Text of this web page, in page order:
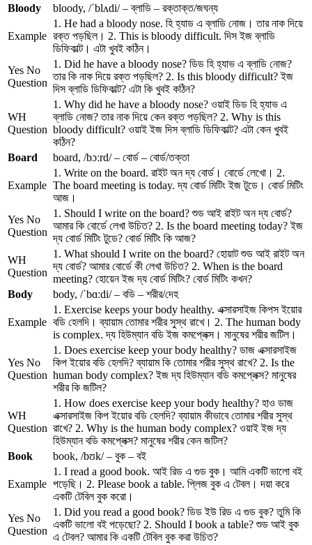
Bloody
bloody, /ˈblʌdi/ – ব্লাডি – রক্তাক্ত/জঘন্য
Example
1. He had a bloody nose. হি হ্যাড এ ব্লাডি নোজ। তার নাক দিয়ে
রক্ত পড়ছিল। 2. This is bloody difficult. দিস ইজ ব্লাডি
ডিফিকাল্ট। এটা খুবই কঠিন।
Yes No
Question
1. Did he have a bloody nose? ডিড হি হ্যাভ এ ব্লাডি নোজ?
তার কি নাক দিয়ে রক্ত পড়ছিল? 2. Is this bloody difficult? ইজ
দিস ব্লাডি ডিফিকাল্ট? এটা কি খুবই কঠিন?
WH
Question
1. Why did he have a bloody nose? ওয়াই ডিড হি হ্যাভ এ
ব্লাডি নোজ? তার নাক দিয়ে কেন রক্ত পড়ছিল? 2. Why is this
bloody difficult? ওয়াই ইজ দিস ব্লাডি ডিফিকাল্ট? এটা কেন খুবই
কঠিন?
Board
board, /bɔːrd/ – বোর্ড – বোর্ড/তক্তা
Example
1. Write on the board. রাইট অন দ্য বোর্ড। বোর্ডে লেখো। 2.
The board meeting is today. দ্য বোর্ড মিটিং ইজ টুডে। বোর্ড মিটিং
আজ।
Yes No
Question
1. Should I write on the board? শুড আই রাইট অন দ্য বোর্ড?
আমার কি বোর্ডে লেখা উচিত? 2. Is the board meeting today? ইজ
দ্য বোর্ড মিটিং টুডে? বোর্ড মিটিং কি আজ?
WH
Question
1. What should I write on the board? হোয়াট শুড আই রাইট অন
দ্য বোর্ড? আমার বোর্ডে কী লেখা উচিত? 2. When is the board
meeting? হোয়েন ইজ দ্য বোর্ড মিটিং? বোর্ড মিটিং কখন?
Body
body, /ˈbɑːdi/ – বডি – শরীর/দেহ
Example
1. Exercise keeps your body healthy. এক্সারসাইজ কিপস ইয়োর
বডি হেলদি। ব্যায়াম তোমার শরীর সুস্থ রাখে। 2. The human body
is complex. দ্য হিউম্যান বডি ইজ কমপ্লেক্স। মানুষের শরীর জটিল।
Yes No
Question
1. Does exercise keep your body healthy? ডাজ এক্সারসাইজ
কিপ ইয়োর বডি হেলদি? ব্যায়াম কি তোমার শরীর সুস্থ রাখে? 2. Is the
human body complex? ইজ দ্য হিউম্যান বডি কমপ্লেক্স? মানুষের
শরীর কি জটিল?
WH
Question
1. How does exercise keep your body healthy? হাও ডাজ
এক্সারসাইজ কিপ ইয়োর বডি হেলদি? ব্যায়াম কীভাবে তোমার শরীর সুস্থ
রাখে? 2. Why is the human body complex? ওয়াই ইজ দ্য
হিউম্যান বডি কমপ্লেক্স? মানুষের শরীর কেন জটিল?
Book
book, /bʊk/ – বুক – বই
Example
1. I read a good book. আই রিড এ গুড বুক। আমি একটি ভালো বই
পড়েছি। 2. Please book a table. প্লিজ বুক এ টেবল। দয়া করে
একটি টেবিল বুক করো।
Yes No
Question
1. Did you read a good book? ডিড ইউ রিড এ গুড বুক? তুমি কি
একটি ভালো বই পড়েছো? 2. Should I book a table? শুড আই বুক
এ টেবল? আমার কি একটি টেবিল বুক করা উচিত?